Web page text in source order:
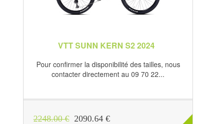
VTT SUNN KERN S2 2024
Pour confirmer la disponibilité des tailles, nous
contacter directement au 09 70 22...
2248.00 € 2090.64 €